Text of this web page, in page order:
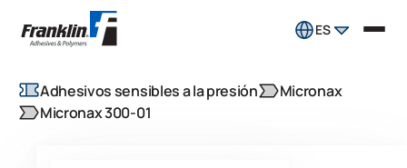
ES
Adhesivos sensibles a la presión
Micronax
Micronax 300-01